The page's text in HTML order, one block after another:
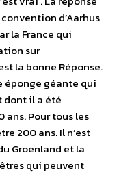
d’Aarhus
la France qui
sur
la bonne Réponse.
éponge géante qui
dont il a été
ans. Pour tous les
200 ans. Il n’est
Groenland et la
qui peuvent